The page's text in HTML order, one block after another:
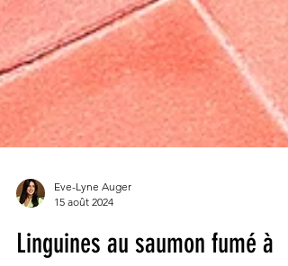
15 août 2024